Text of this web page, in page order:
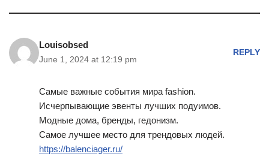
Louisobsed
June 1, 2024 at 12:19 pm
REPLY
Самые важные события мира fashion.
Исчерпывающие эвенты лучших подуимов.
Модные дома, бренды, гедонизм.
Самое лучшее место для трендовых людей.
https://balenciager.ru/